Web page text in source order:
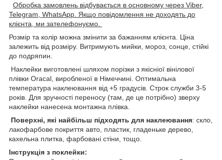
Обробка замовлень відбувається в основному через Viber,
Telegram, WhatsApp. Якщо повідомлення не доходять до
клієнта, ми зателефонуємо.
Розмір та колір можна змінити за бажанням клієнта. Ціна
залежить від розміру. Витримують мийки, мороз, сонце, стійкі
до подряпин.
Наклейки виготовлені шляхом порізки з якісніої вінілової
плівки Oracal, виробленої в Німеччині. Оптимальна
температура наклеювання від +5 градусів. Строк служби 3-5
років. Для зручності переносу (там, де це потрібно) зверху
наклейки нанесена монтажна плівка.
Поверхні, які найбільш підходять для наклеювання: скло,
лакофарбове покриття авто, пластик, гладеньке дерево,
кахельна плитка, фарбовані стіни, тощо.
Інструкція з поклейки: